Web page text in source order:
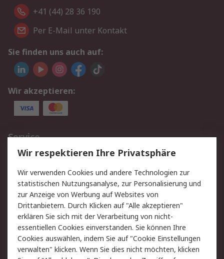
+41 (44) 28 36 190
Per E-Mail unter Kontakt
Sie finden uns auch auf:
Wir akzeptieren:
Service
Value Added Services
Lieferlösungen
Rücksendungen
Kontakt
Hilfe
Rechtliches
AGB
Datenschutz
Cookie-Richtlinie
Zahlungsbedingungen
Copyright/Impressum
Wir respektieren Ihre Privatsphäre
Wir verwenden Cookies und andere Technologien zur
statistischen Nutzungsanalyse, zur Personalisierung und
zur Anzeige von Werbung auf Websites von
Drittanbietern. Durch Klicken auf "Alle akzeptieren"
erklären Sie sich mit der Verarbeitung von nicht-
essentiellen Cookies einverstanden. Sie können Ihre
Cookies auswählen, indem Sie auf "Cookie Einstellungen
verwalten" klicken. Wenn Sie dies nicht möchten, klicken